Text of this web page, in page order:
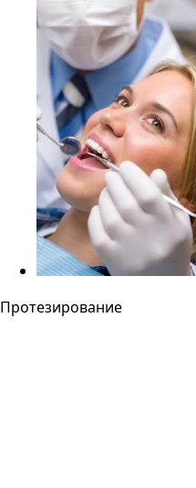
Протезирование